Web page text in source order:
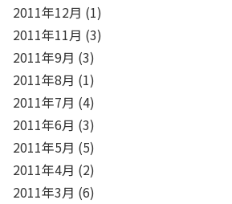
2011年12月 (1)
2011年11月 (3)
2011年9月 (3)
2011年8月 (1)
2011年7月 (4)
2011年6月 (3)
2011年5月 (5)
2011年4月 (2)
2011年3月 (6)